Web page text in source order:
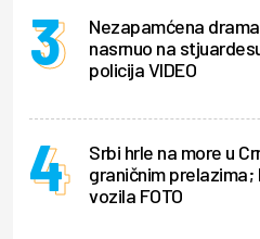
Nezapamćena
nasrnuo na
policija VIDEO
Srbi hrle na more u
graničnim
vozila FOTO